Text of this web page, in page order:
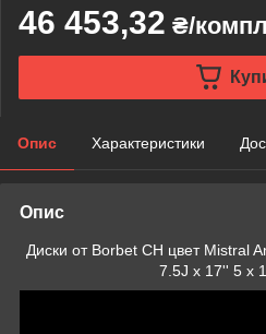
46 453,32 ₴/
Опис Характеристики
Опис
Диски от Borbet CH цвет Mistral
7.5J x 17'' 5 x